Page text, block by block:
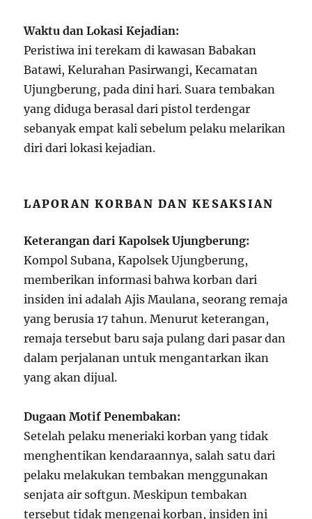
Waktu dan Lokasi Kejadian:
Peristiwa ini terekam di kawasan Babakan
Batawi, Kelurahan Pasirwangi, Kecamatan
Ujungberung, pada dini hari. Suara tembakan
yang diduga berasal dari pistol terdengar
sebanyak empat kali sebelum pelaku melarikan
diri dari lokasi kejadian.
LAPORAN KORBAN DAN KESAKSIAN
Keterangan dari Kapolsek Ujungberung:
Kompol Subana, Kapolsek Ujungberung,
memberikan informasi bahwa korban dari
insiden ini adalah Ajis Maulana, seorang remaja
yang berusia 17 tahun. Menurut keterangan,
remaja tersebut baru saja pulang dari pasar dan
dalam perjalanan untuk mengantarkan ikan
yang akan dijual.
Dugaan Motif Penembakan:
Setelah pelaku meneriaki korban yang tidak
menghentikan kendaraannya, salah satu dari
pelaku melakukan tembakan menggunakan
senjata air softgun. Meskipun tembakan
tersebut tidak mengenai korban, insiden ini